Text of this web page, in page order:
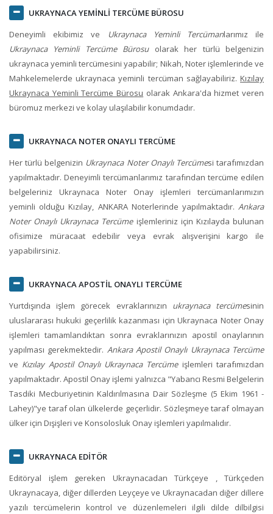
UKRAYNACA YEMİNLİ TERCÜME BÜROSU
Deneyimli ekibimiz ve
Ukraynaca Yeminli Tercümanlarımız ile
Ukraynaca Yeminli Tercüme Bürosuolarak her türlü belgenizin
ukraynaca yeminli tercümesini yapabilir; Nikah, Noter işlemlerinde ve
Mahkelemelerde ukraynaca yeminli tercüman sağlayabiliriz. Kızılay
Ukraynaca Yeminli Tercüme Bürosu olarak Ankara'da hizmet veren
büromuz merkezi ve kolay ulaşılabilir konumdadır.
UKRAYNACA NOTER ONAYLI TERCÜME
Her türlü belgenizin Ukraynaca Noter Onaylı Tercümesi tarafımızdan
yapılmaktadır. Deneyimli tercümanlarımız tarafından tercüme edilen
belgeleriniz Ukraynaca Noter Onay işlemleri tercümanlarımızın
yeminli olduğuKızılay, ANKARANoterlerinde yapılmaktadır.Ankara
Noter Onaylı Ukraynaca Tercümeişlemleriniz için Kızılayda bulunan
ofisimize müracaat edebilir veya evrak alışverişini kargo ile
yapabilirsiniz.
UKRAYNACA APOSTİL ONAYLI TERCÜME
Yurtdışında işlem görecek evraklarınızın ukraynaca tercümesinin
uluslararası hukuki geçerlilik kazanması için Ukraynaca Noter Onay
işlemleri tamamlandıktan sonra evraklarınızın apostil onaylarının
yapılması gerekmektedir. Ankara Apostil Onaylı Ukraynaca Tercüme
ve Kızılay Apostil Onaylı Ukraynaca Tercümeişlemleri tarafımızdan
yapılmaktadır. Apostil Onay işlemi yalnızca "Yabancı Resmi Belgelerin
Tasdiki Mecburiyetinin Kaldırılmasına Dair Sözleşme (5 Ekim 1961 -
Lahey)"ye taraf olan ülkelerde geçerlidir. Sözleşmeye taraf olmayan
ülker için Dışişleri ve Konsolosluk Onay işlemleri yapılmalıdır.
UKRAYNACA EDİTÖR
Editöryal işlem gereken Ukraynacadan Türkçeye , Türkçeden
Ukraynacaya, diğer dillerden Leyçeye ve Ukraynacadan diğer dillere
yazılı tercümelerin kontrol ve düzenlemeleri ilgili dilde dilbilgisi